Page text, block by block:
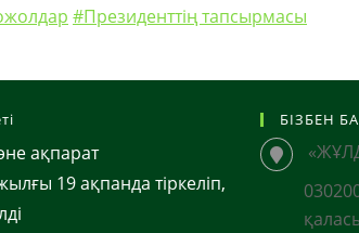
#Президенттің тапсырмасы
ақпарат
19 ақпанда тіркеліп,
БІЗБЕН